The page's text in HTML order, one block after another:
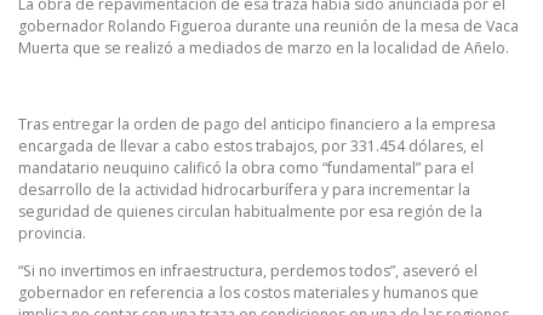
gobernador Rolando Figueroa durante una reunión de la mesa de Vaca
Muerta que se realizó a mediados de marzo en la localidad de Añelo.
Tras entregar la orden de pago del anticipo financiero a la empresa
encargada de llevar a cabo estos trabajos, por 331.454 dólares, el
mandatario neuquino calificó la obra como “fundamental” para el
desarrollo de la actividad hidrocarburífera y para incrementar la
seguridad de quienes circulan habitualmente por esa región de la
provincia.
“Si no invertimos en infraestructura, perdemos todos”, aseveró el
gobernador en referencia a los costos materiales y humanos que